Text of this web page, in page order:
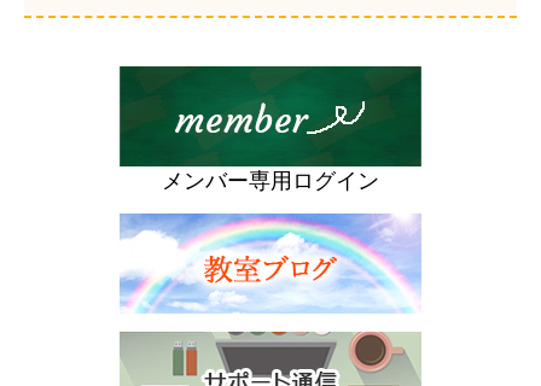
メンバー専用ログイン